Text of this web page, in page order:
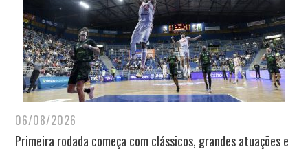
06/08/2026
Primeira rodada começa com clássicos, grandes atuações e